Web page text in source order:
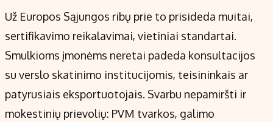
Už Europos Sąjungos ribų prie to prisideda muitai,
sertifikavimo reikalavimai, vietiniai standartai.
Smulkioms įmonėms neretai padeda konsultacijos
su verslo skatinimo institucijomis, teisininkais ar
patyrusiais eksportuotojais. Svarbu nepamiršti ir
mokestinių prievolių: PVM tvarkos, galimo